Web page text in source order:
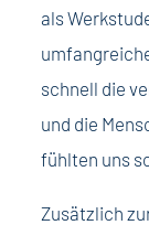
als
schnell die
und die
fühlten uns
Zusätzlich